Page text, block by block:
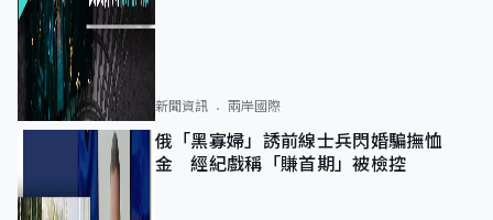
新聞資訊 兩岸國際
俄「黑寡婦」誘前線士兵閃婚騙撫恤
金 經紀戲稱「賺首期」被檢控